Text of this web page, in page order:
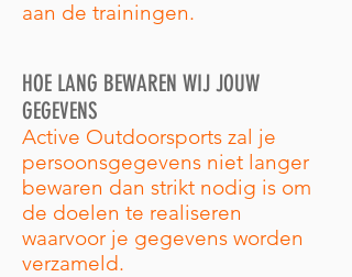
aan de trainingen.
HOE LANG BEWAREN WIJ JOUW
GEGEVENS
Active Outdoorsports zal je
persoonsgegevens niet langer
bewaren dan strikt nodig is om
de doelen te realiseren
waarvoor je gegevens worden
verzameld.